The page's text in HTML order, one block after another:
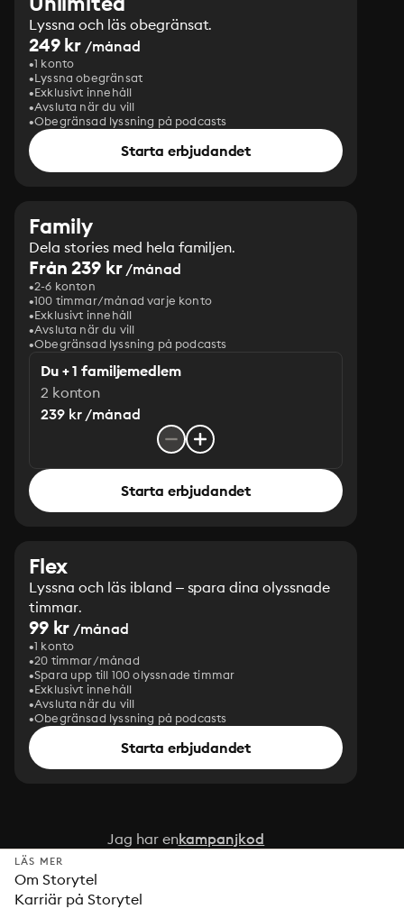
Lyssna och läs obegränsat.
249 kr /månad
1 konto
Lyssna obegränsat
Exklusivt innehåll
Avsluta när du vill
Obegränsad lyssning på podcasts
Starta erbjudandet
Family
Dela stories med hela familjen.
Från 239 kr/månad
2-6 konton
100 timmar/månad varje konto
Exklusivt innehåll
Avsluta när du vill
Obegränsad lyssning på podcasts
Du + 1 familjemedlem
2 konton
239 kr /månad
Starta erbjudandet
Flex
Lyssna och läs ibland – spara dina olyssnade
timmar.
99 kr /månad
1 konto
20 timmar/månad
Spara upp till 100 olyssnade timmar
Exklusivt innehåll
Avsluta när du vill
Obegränsad lyssning på podcasts
Starta erbjudandet
Jag har enkampanjkod
LÄS MER
Om Storytel
Karriär på Storytel